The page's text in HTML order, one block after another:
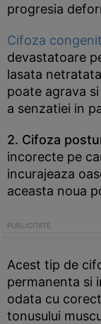
progresia
Cifoza
devastatoare
lasata
poate agrava
a senzatiei in
2. Cifoza
incorecte pe
incurajeaza
aceasta noua
Acest tip de
permanenta si
odata cu
tonusului